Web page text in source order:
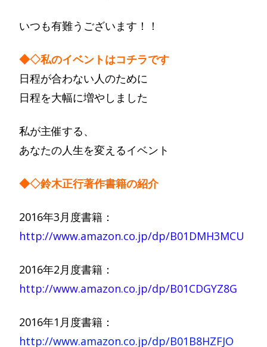
いつも有難うございます！！
◆◇私のイベントはコチラです
日程が合わない人のために
日程を大幅に増やしました
私が主催する、
あなたの人生を変えるイベント
◆◇鈴木正行著作書籍の紹介
2016年3月度書籍：
http://www.amazon.co.jp/dp/B01DMH3MCU
2016年2月度書籍：
http://www.amazon.co.jp/dp/B01CDGYZ8G
2016年1月度書籍：
http://www.amazon.co.jp/dp/B01B8HZFJO